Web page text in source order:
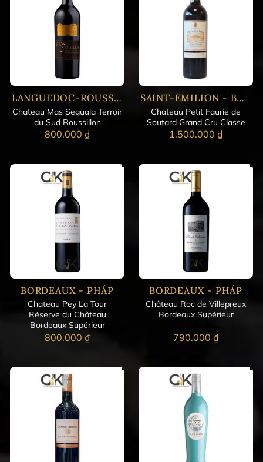
LANGUEDOC-ROUSSILLON - PHÁP
Chateau Mas Seguala Terroir
du Sud Roussillon
800.000 ₫
SAINT-EMILION - BORDEAUX
Chateau Petit Faurie de
Soutard Grand Cru Classe
1.500.000 ₫
BORDEAUX - PHÁP
Chateau Pey La Tour
Réserve du Château
Bordeaux Supérieur
800.000 ₫
BORDEAUX - PHÁP
Château Roc de Villepreux
Bordeaux Supérieur
790.000 ₫